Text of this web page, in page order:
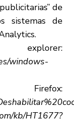
de
sistemas de
windows-
kb/HT1677?